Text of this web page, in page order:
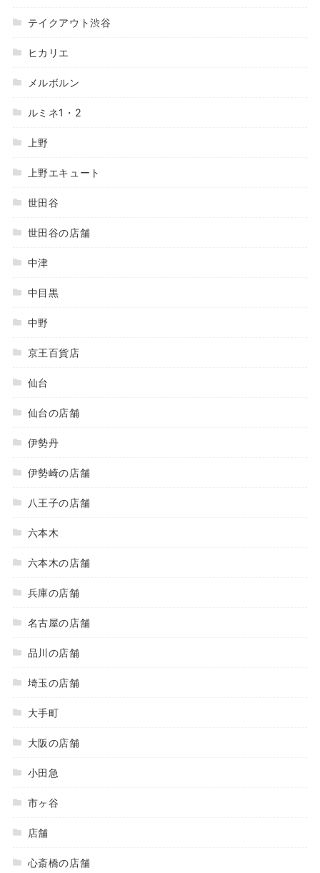
テイクアウト渋谷
ヒカリエ
メルボルン
ルミネ1・2
上野
上野エキュート
世田谷
世田谷の店舗
中津
中目黒
中野
京王百貨店
仙台
仙台の店舗
伊勢丹
伊勢崎の店舗
八王子の店舗
六本木
六本木の店舗
兵庫の店舗
名古屋の店舗
品川の店舗
埼玉の店舗
大手町
大阪の店舗
小田急
市ヶ谷
店舗
心斎橋の店舗